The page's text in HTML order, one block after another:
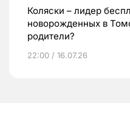
Коляски – лидер
новорожденных в
родители?
22:00 / 16.07.26